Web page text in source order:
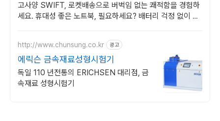
고사양 SWIFT, 로켓배송으로 버벅임 없는 쾌적함을 경험하
세요. 휴대성 좋은 노트북, 필요하세요? 배터리 걱정 없이 쿠
http://www.chunsung.co.kr 광고
에릭슨 금속재료성형시험기
독일 110 년전통의 ERICHSEN 대리점, 금
속재료 성형시험기